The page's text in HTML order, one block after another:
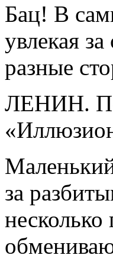
Бац! В
увлекая
разные
ЛЕНИН.
за